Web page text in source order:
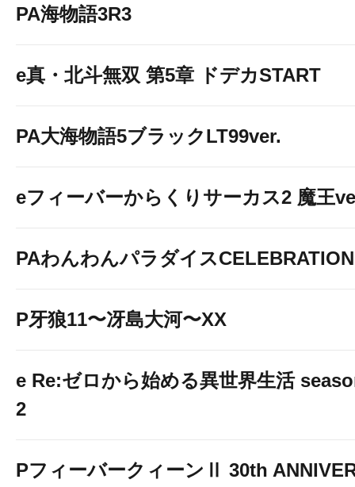
PA海物語3R3
e真・北斗無双 第5章 ドデカSTART
PA大海物語5ブラックLT99ver.
eフィーバーからくりサーカス2 魔王
PAわんわんパラダイスCELEBRATION
P牙狼11〜冴島大河〜XX
e Re:ゼロから始める異世界生活
2
PフィーバークィーンⅡ 30th